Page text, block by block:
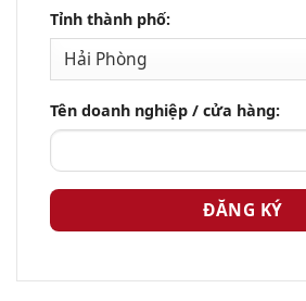
Tỉnh thành phố:
Tên doanh nghiệp / cửa hàng: